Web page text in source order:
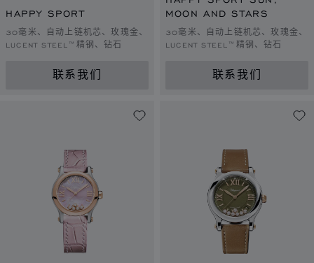
HAPPY SPORT
30毫米、自动上链机芯、玫瑰金、
LUCENT STEEL™精钢、钻石
联系我们
MOON AND STARS
30毫米、自动上链机芯、玫瑰金、
LUCENT STEEL™精钢、钻石
联系我们